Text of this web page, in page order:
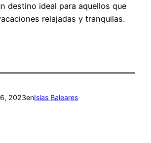
destino ideal para aquellos que
relajadas y tranquilas.
2023enIslas Baleares